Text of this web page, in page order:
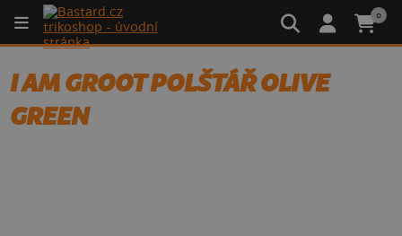
0
I AM GROOT POLŠTÁŘ OLIVE
GREEN